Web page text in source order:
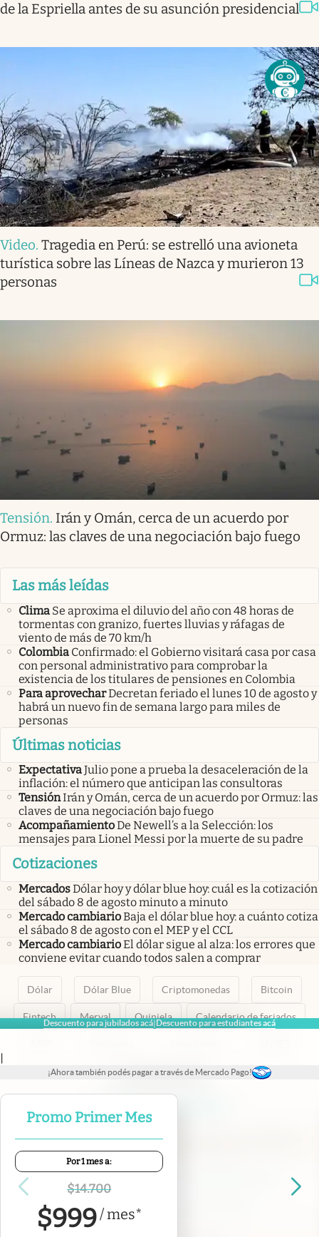
Descuento para jubilados acá|Descuento para estudiantes acá
|
¡Ahora también podés pagar a través de Mercado Pago!
Promo Primer Mes
Por 1 mes a:
$14.700
$999/mes*
de la Espriella antes de su asunción presidencial
Video. Tragedia en Perú: se estrelló una avioneta
turística sobre las Líneas de Nazca y murieron 13
personas
Tensión. Irán y Omán, cerca de un acuerdo por
Ormuz: las claves de una negociación bajo fuego
Las más leídas
Clima Se aproxima el diluvio del año con 48 horas de
tormentas con granizo, fuertes lluvias y ráfagas de
viento de más de 70 km/h
Colombia Confirmado: el Gobierno visitará casa por casa
con personal administrativo para comprobar la
existencia de los titulares de pensiones en Colombia
Para aprovecharDecretan feriado el lunes 10 de agosto y
habrá un nuevo fin de semana largo para miles de
personas
Últimas noticias
ExpectativaJulio pone a prueba la desaceleración de la
inflación: el número que anticipan las consultoras
TensiónIrán y Omán, cerca de un acuerdo por Ormuz: las
claves de una negociación bajo fuego
AcompañamientoDe Newell’s a la Selección: los
mensajes para Lionel Messi por la muerte de su padre
Cotizaciones
MercadosDólar hoy y dólar blue hoy: cuál es la cotización
del sábado 8 de agosto minuto a minuto
Mercado cambiarioBaja el dólar blue hoy: a cuánto cotiza
el sábado 8 de agosto con el MEP y el CCL
Mercado cambiarioEl dólar sigue al alza: los errores que
conviene evitar cuando todos salen a comprar
Dólar Dólar Blue Criptomonedas Bitcoin
Fintech Merval Quiniela Calendario de feriados
abre en nueva pestaña
abre en nueva pestaña
abre en nueva pestaña
abre en nueva pestaña
abre en nueva pestaña
Portal de Proveedores